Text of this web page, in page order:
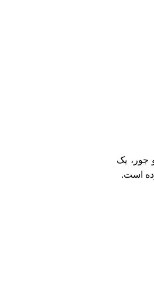
و جور، یک